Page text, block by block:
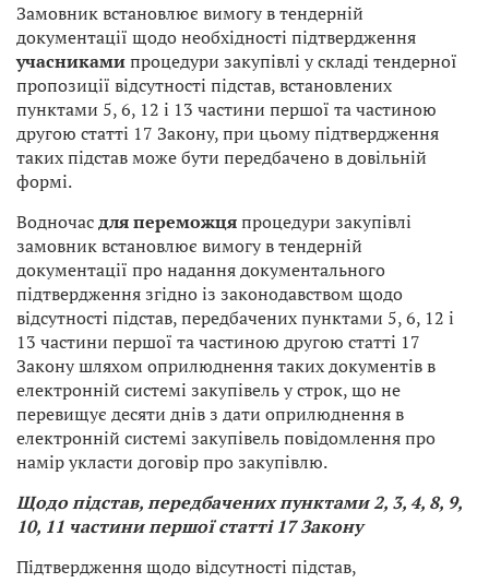
Замовник встановлює вимогу в тендерній
документації щодо необхідності підтвердження
учасникамипроцедури закупівлі у складі тендерної
пропозиції відсутності підстав, встановлених
пунктами 5, 6, 12 і 13 частини першої та частиною
другою статті 17 Закону, при цьому підтвердження
таких підстав може бути передбачено в довільній
формі.
Водночасдля переможцяпроцедури закупівлі
замовник встановлює вимогу в тендерній
документації про надання документального
підтвердження згідно із законодавством щодо
відсутності підстав, передбачених пунктами 5, 6, 12 і
13 частини першої та частиною другою статті 17
Закону шляхом оприлюднення таких документів в
електронній системі закупівель у строк, що не
перевищує десяти днів з дати оприлюднення в
електронній системі закупівель повідомлення про
намір укласти договір про закупівлю.
Щодо підстав, передбачених пунктами 2, 3, 4, 8, 9,
10, 11 частини першої статті 17 Закону
Підтвердження щодо відсутності підстав,